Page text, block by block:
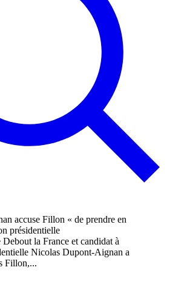
la France et candidat à
Nicolas Dupont-Aignan a
Fillon,...